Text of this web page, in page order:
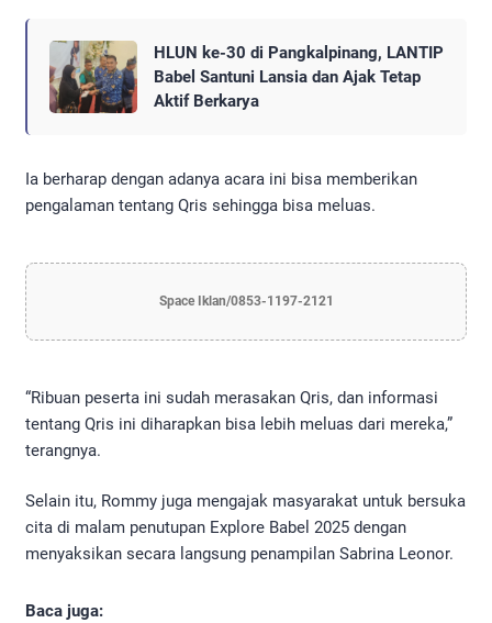
HLUN ke-30 di Pangkalpinang, LANTIP
Babel Santuni Lansia dan Ajak Tetap
Aktif Berkarya
Ia berharap dengan adanya acara ini bisa memberikan
pengalaman tentang Qris sehingga bisa meluas.
Space Iklan/0853-1197-2121
“Ribuan peserta ini sudah merasakan Qris, dan informasi
tentang Qris ini diharapkan bisa lebih meluas dari mereka,”
terangnya.
Selain itu, Rommy juga mengajak masyarakat untuk bersuka
cita di malam penutupan Explore Babel 2025 dengan
menyaksikan secara langsung penampilan Sabrina Leonor.
Baca juga: